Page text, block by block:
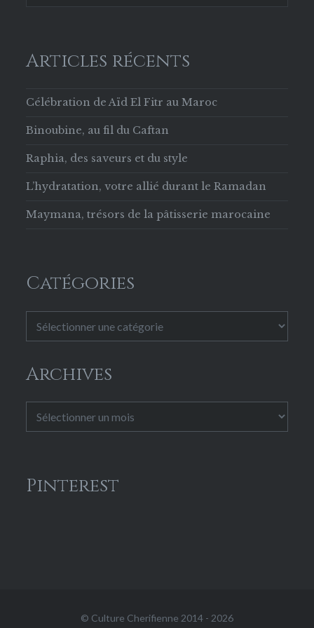
Articles récents
Célébration de Aïd El Fitr au Maroc
Binoubine, au fil du Caftan
Raphia, des saveurs et du style
L’hydratation, votre allié durant le Ramadan
Maymana, trésors de la pâtisserie marocaine
Catégories
Archives
Pinterest
© Culture Cherifienne 2014 - 2026